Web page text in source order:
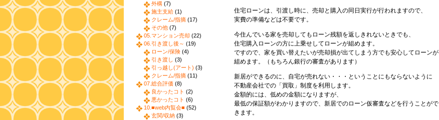
住宅ローンは、引渡し時に、売却と購入の同日実行が行われますので、
実費の準備などは不要です。
今住んでいる家を売却してもローン残額を返しきれないときでも、
住宅購入ローンの方に上乗せしてローンが組めます。
ですので、家を買い替えたいが売却損が出てしまう方でも安心してローンが
組めます。（もちろん銀行の審査があります）
新居ができるのに、自宅が売れない・・・ということにもならないように
不動産会社での「買取」制度を利用します。
金額的には、低めの金額になりますが、
最低の保証額がわかりますので、新居でのローン仮審査などを行うことがで
きます。
外構 (7)
施主支給 (1)
クレーム/指摘 (17)
その他 (7)
05.マンション売却 (22)
06.引き渡し後～ (19)
ローン/保険 (4)
引き渡し (3)
引っ越し(アート) (3)
クレーム/指摘 (11)
07.総合評価 (8)
良かったコト (2)
悪かったコト (6)
10.■web内覧会■ (52)
玄関/収納 (3)